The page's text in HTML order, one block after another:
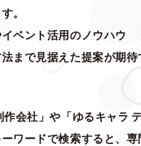
。
イベント活用のノウハウ
まで見据えた提案が期待
作会社」や「ゆるキャラ
ワードで検索すると、専